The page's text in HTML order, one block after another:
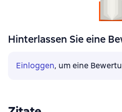
Hinterlassen Sie eine
Einloggen, um eine